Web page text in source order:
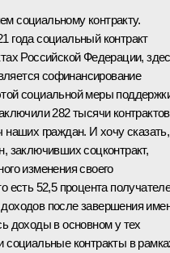
социальному контракту.
года социальный контракт
Российской Федерации,
софинансирование
социальной меры
282 тысячи
наших граждан. И хочу сказать,
заключивших соцконтракт,
изменения своего
есть 52,5 процента
после завершения
доходы в основном у тех
социальные контракты в